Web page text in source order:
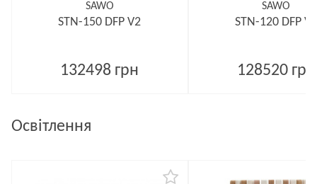
SAWO
STN-150 DFP V2
132498 грн
SAWO
STN-120 DFP V2
128520 грн
Освітлення